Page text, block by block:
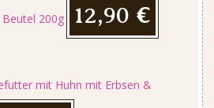
200g 12,90 €
mit Huhn mit Erbsen &